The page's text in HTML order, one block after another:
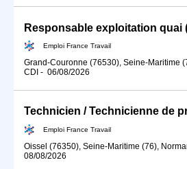
Responsable exploitation quai
Emploi France Travail
Grand-Couronne (76530), Seine-Maritime
CDI - 06/08/2026
Emploi France Travail
Oissel (76350), Seine-Maritime (76),
08/08/2026